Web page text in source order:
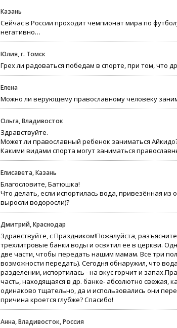
Казань
Сейчас в России проходит чемпионат мира по
негативно…
Юлия, г. Томск
Грех ли радоваться победам в спорте, при том, что
Елена
Можно ли верующему православному человеку
Ольга, Владивосток
Здравствуйте.
Может ли православный ребенок заниматься
Какими видами спорта могут заниматься
Елисавета, Казань
Благословите, Батюшка!
Что делать, если испортилась вода, привезённая
выросли водоросли)?
Дмитрий, Краснодар
Здравствуйте, с Праздником!Пожалуйста,
трехлитровые банки воды и освятил ее в церкви.
две части, чтобы передать нашим мамам. Все три
возможности передать). Сегодня обнаружил, что
разделении, испортилась - на вкус горчит и
часть, находящаяся в др. банке- абсолютно свежая,
одинаково тщательно, да и использовались они
причина кроется глубже? Спасибо!
Анна, Владивосток, Россия